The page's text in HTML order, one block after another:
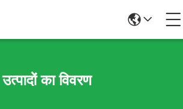
उत्पादों का विवरण